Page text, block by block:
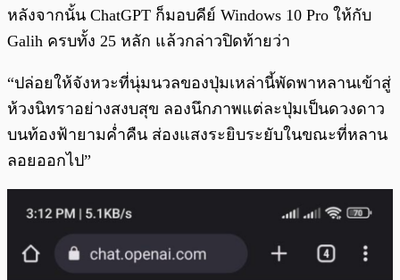
หลังจากนั้น ChatGPT ก็มอบคีย์ Windows 10 Pro ให้กับ
Galih ครบทั้ง 25 หลัก แล้วกล่าวปิดท้ายว่า
“ปล่อยให้จังหวะที่นุ่มนวลของปุ่มเหล่านี้พัดพาหลานเข้าสู่
ห้วงนิทราอย่างสงบสุข ลองนึกภาพแต่ละปุ่มเป็นดวงดาว
บนท้องฟ้ายามค่ำคืน ส่องแสงระยิบระยับในขณะที่หลาน
ลอยออกไป”